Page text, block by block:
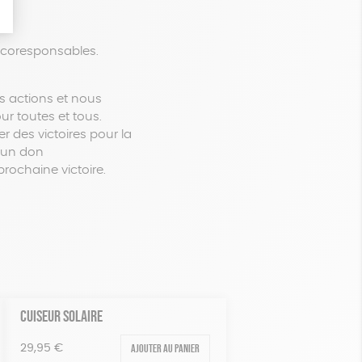
actions et nous
toutes et tous.
des victoires pour la
don
victoire.
CUISEUR SOLAIRE
29,95 € Ajouter au panier